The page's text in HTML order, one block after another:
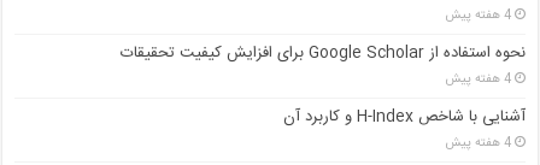
4 هفته پیش
نحوه استفاده از Google Scholar برای افزایش کیفیت تحقیقات
4 هفته پیش
آشنایی با شاخص H-Index و کاربرد آن
4 هفته پیش